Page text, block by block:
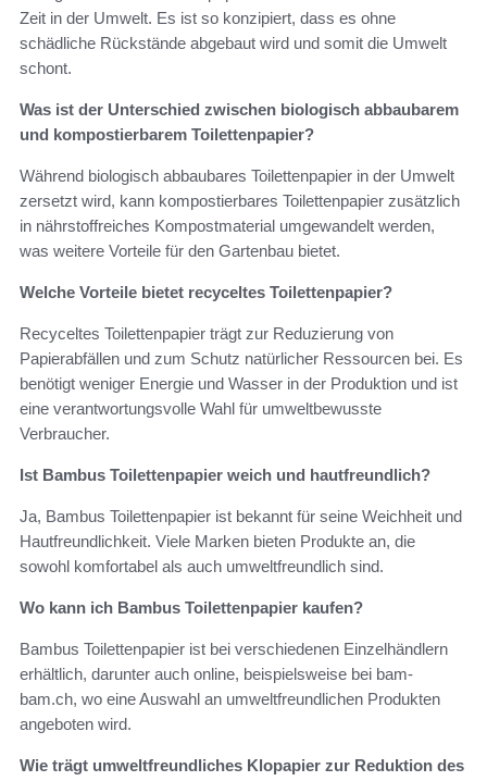
Zeit in der Umwelt. Es ist so konzipiert, dass es ohne
schädliche Rückstände abgebaut wird und somit die Umwelt
schont.
Was ist der Unterschied zwischen biologisch abbaubarem
und kompostierbarem Toilettenpapier?
Während biologisch abbaubares Toilettenpapier in der Umwelt
zersetzt wird, kann kompostierbares Toilettenpapier zusätzlich
in nährstoffreiches Kompostmaterial umgewandelt werden,
was weitere Vorteile für den Gartenbau bietet.
Welche Vorteile bietet recyceltes Toilettenpapier?
Recyceltes Toilettenpapier trägt zur Reduzierung von
Papierabfällen und zum Schutz natürlicher Ressourcen bei. Es
benötigt weniger Energie und Wasser in der Produktion und ist
eine verantwortungsvolle Wahl für umweltbewusste
Verbraucher.
Ist Bambus Toilettenpapier weich und hautfreundlich?
Ja, Bambus Toilettenpapier ist bekannt für seine Weichheit und
Hautfreundlichkeit. Viele Marken bieten Produkte an, die
sowohl komfortabel als auch umweltfreundlich sind.
Wo kann ich Bambus Toilettenpapier kaufen?
Bambus Toilettenpapier ist bei verschiedenen Einzelhändlern
erhältlich, darunter auch online, beispielsweise bei bam-
bam.ch, wo eine Auswahl an umweltfreundlichen Produkten
angeboten wird.
Wie trägt umweltfreundliches Klopapier zur Reduktion des